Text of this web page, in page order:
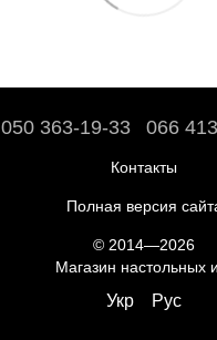
050 363-19-33 066
Контакты
Полная версия
© 2014—2026
Магазин настольных
Укр Рус